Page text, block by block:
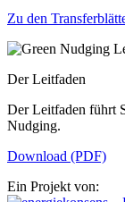
Zu den
Der Leitfaden
Der Leitfaden führt
Nudging.
Download (PDF)
Ein Projekt von: